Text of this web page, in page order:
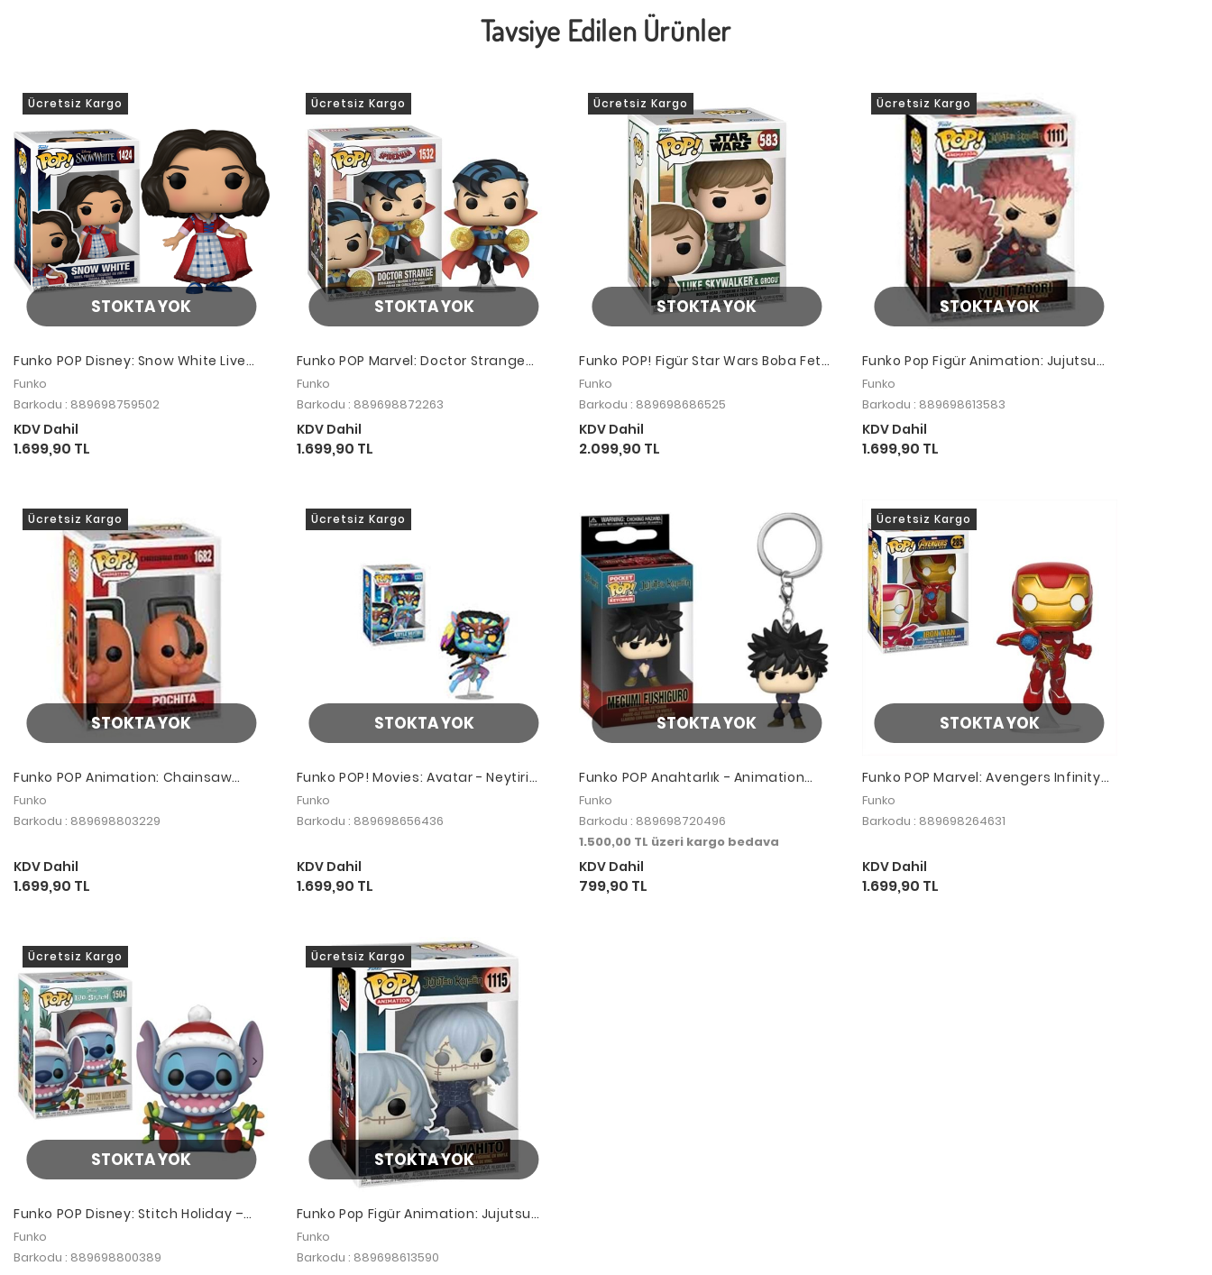
Tavsiye Edilen Ürünler
STOKTA YOK
Ücretsiz Kargo
Funko POP Disney: Snow White Live
Action - Snow White (Plaid)
Funko
Barkodu : 889698759502
KDV Dahil
1.699,90 TL
STOKTA YOK
Ücretsiz Kargo
Funko POP Marvel: Doctor Strange
(Levitating)
Funko
Barkodu : 889698872263
KDV Dahil
1.699,90 TL
STOKTA YOK
Ücretsiz Kargo
Funko POP! Figür Star Wars Boba Fett:
Luke Skywalker&Grogu (TRNG)
Funko
Barkodu : 889698686525
KDV Dahil
2.099,90 TL
STOKTA YOK
Ücretsiz Kargo
Funko Pop Figür Animation: Jujutsu
Kaisen Yuji Itadori
Funko
Barkodu : 889698613583
KDV Dahil
1.699,90 TL
STOKTA YOK
Ücretsiz Kargo
Funko POP Animation: Chainsaw
Man- Pochita
Funko
Barkodu : 889698803229
KDV Dahil
1.699,90 TL
STOKTA YOK
Ücretsiz Kargo
Funko POP! Movies: Avatar - Neytiri
(battle)
Funko
Barkodu : 889698656436
KDV Dahil
1.699,90 TL
STOKTA YOK
Funko POP Anahtarlık - Animation
Jujutsu Kaisen Megumi Fushiguro
Funko
Barkodu : 889698720496
1.500,00 TL üzeri kargo bedava
KDV Dahil
799,90 TL
STOKTA YOK
Ücretsiz Kargo
Funko POP Marvel: Avengers Infinity
War: Iron Man
Funko
Barkodu : 889698264631
KDV Dahil
1.699,90 TL
STOKTA YOK
Ücretsiz Kargo
Funko POP Disney: Stitch Holiday –
Stitch w/Lights
Funko
Barkodu : 889698800389
STOKTA YOK
Ücretsiz Kargo
Funko Pop Figür Animation: Jujutsu
Kaisen - Mahito
Funko
Barkodu : 889698613590